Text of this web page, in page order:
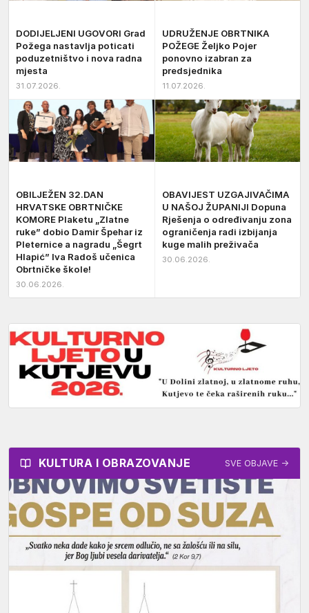
DODIJELJENI UGOVORI Grad
Požega nastavlja poticati
poduzetništvo i nova radna
mjesta
31.07.2026.
UDRUŽENJE OBRTNIKA
POŽEGE Željko Pojer
ponovno izabran za
predsjednika
11.07.2026.
OBILJEŽEN 32.DAN
HRVATSKE OBRTNIČKE
KOMORE Plaketu „Zlatne
ruke” dobio Damir Špehar iz
Pleternice a nagradu „Šegrt
Hlapić” Iva Radoš učenica
Obrtničke škole!
30.06.2026.
OBAVIJEST UZGAJIVAČIMA
U NAŠOJ ŽUPANIJI Dopuna
Rješenja o određivanju zona
ograničenja radi izbijanja
kuge malih preživača
30.06.2026.
KULTURA I OBRAZOVANJE SVE OBJAVE →